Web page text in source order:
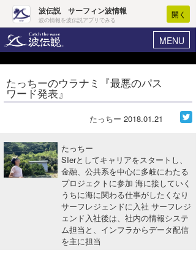
波伝説 サーフィン波情報
波の情報を波伝説アプリでみる
開く
MENU
ヘルプ マイホーム
ログイン
波情報･概況
WAVE HUNTER波予想ツール
サーフィンエリアガイド
たっちーのウラナミ『最悪のパス
ワード発表』
たっちー 2018.01.21
たっちー
SIerとしてキャリアをスタートし、
金融、公共系を中心に多岐にわたる
プロジェクトに参加 海に接していく
うちに海に関わる仕事がしたくなり
サーフレジェンドに入社 サーフレジ
ェンド入社後は、社内の情報システ
ム担当と、インフラからデータ配信
を主に担当
Core Surf Japan
アート＆エンタメ
ショップ情報